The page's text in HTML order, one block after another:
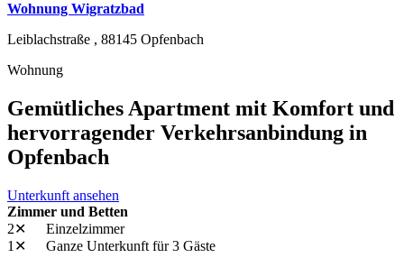
Wohnung Wigratzbad
Leiblachstraße , 88145 Opfenbach
Wohnung
Gemütliches Apartment mit Komfort und
hervorragender Verkehrsanbindung in
Opfenbach
Unterkunft ansehen
Zimmer und Betten
2✕
Einzelzimmer
1✕
Ganze Unterkunft für 3 Gäste